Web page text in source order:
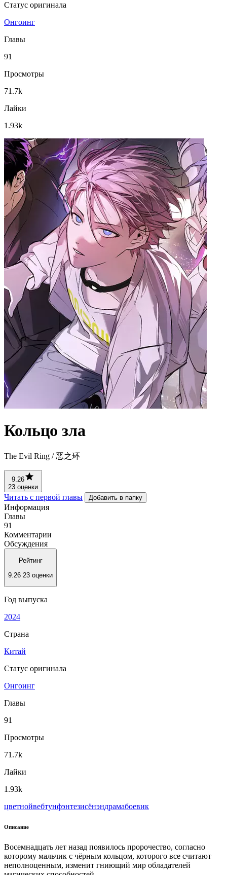
Статус оригинала
Онгоинг
Главы
91
Просмотры
71.7k
Лайки
1.93k
Кольцо зла
The Evil Ring / 恶之环
9.26
23 оценки
Читать с первой главы Добавить в папку
Информация
Главы
91
Комментарии
Обсуждения
Рейтинг
9.26 23 оценки
Год выпуска
2024
Страна
Китай
Статус оригинала
Онгоинг
Главы
91
Просмотры
71.7k
Лайки
1.93k
цветнойвeбтунфэнтезисёнэндрамабоевик
Описание
Восемнадцать лет назад появилось пророчество, согласно
которому мальчик с чёрным кольцом, которого все считают
неполноценным, изменит гниющий мир обладателей